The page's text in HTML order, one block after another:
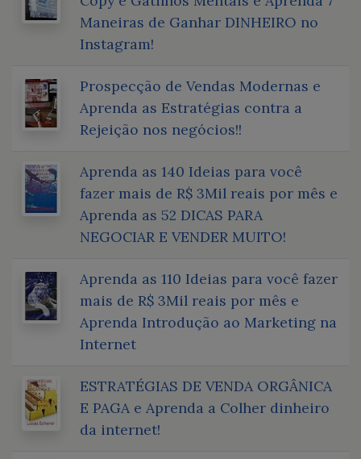
Maneiras de Ganhar DINHEIRO no
Instagram!
Prospecção de Vendas Modernas e
Aprenda as Estratégias contra a
Rejeição nos negócios!!
Aprenda as 140 Ideias para você
fazer mais de R$ 3Mil reais por mês e
Aprenda as 52 DICAS PARA
NEGOCIAR E VENDER MUITO!
Aprenda as 110 Ideias para você fazer
mais de R$ 3Mil reais por mês e
Aprenda Introdução ao Marketing na
Internet
ESTRATÉGIAS DE VENDA ORGÂNICA
E PAGA e Aprenda a Colher dinheiro
da internet!